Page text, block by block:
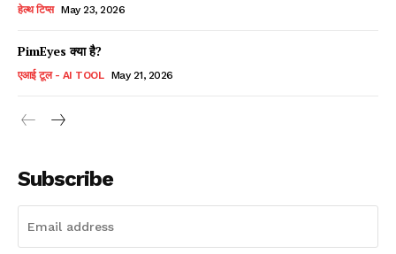
हेल्थ टिप्स May 23, 2026
PimEyes क्या है?
एआई टूल - AI TOOL May 21, 2026
Subscribe